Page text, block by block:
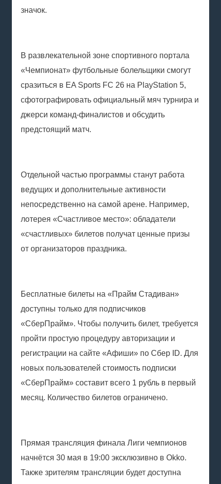
значок.
В развлекательной зоне спортивного портала
«Чемпионат» футбольные болельщики смогут
сразиться в EA Sports FC 26 на PlayStation 5,
сфотографировать официальный мяч турнира и
джерси команд-финалистов и обсудить
предстоящий матч.
Отдельной частью программы станут работа
ведущих и дополнительные активности
непосредственно на самой арене. Например,
лотерея «Счастливое место»: обладатели
«счастливых» билетов получат ценные призы
от организаторов праздника.
Бесплатные билеты на «Прайм Стадиван»
доступны только для подписчиков
«СберПрайм». Чтобы получить билет, требуется
пройти простую процедуру авторизации и
регистрации на сайте «Афиши» по Сбер ID. Для
новых пользователей стоимость подписки
«СберПрайм» составит всего 1 рубль в первый
месяц. Количество билетов ограничено.
Прямая трансляция финала Лиги чемпионов
начнётся 30 мая в 19:00 эксклюзивно в Okko.
Также зрителям трансляции будет доступна